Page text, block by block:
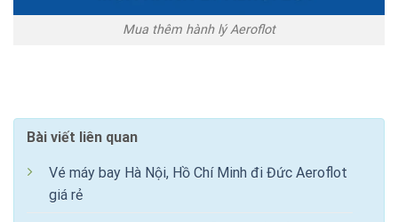
Mua thêm hành lý Aeroflot
Bài viết liên quan
Vé máy bay Hà Nội, Hồ Chí Minh đi Đức Aeroflot
giá rẻ